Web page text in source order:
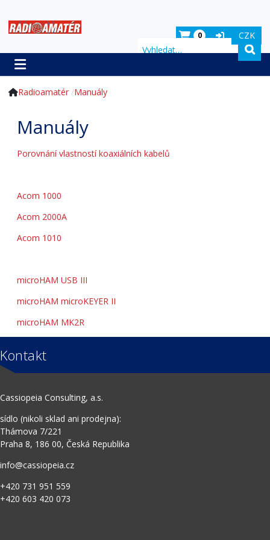
CZK
0
Hledat
Radioamatér Manuály
Manuály
Porovnání vlastností koaxiálních kabelů
Acom 1000
Acom 2000A
Acom 1010
microHAM USB III
microHAM microKEYER II
microHAM MK2R
Kontakt
Cassiopeia Consulting, a.s.
sídlo (nikoli sklad ani prodejna):
Thámova 7/221
Praha 8, 186 00, Česká Republika
info@cassiopeia.cz
+420 731 951 559
+420 603 420 073